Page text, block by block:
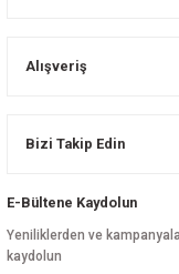
Alışveriş
Bizi Takip Edin
E-Bültene Kaydolun
Yeniliklerden ve
kaydolun